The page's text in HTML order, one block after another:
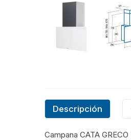
Descripción
Campana CATA